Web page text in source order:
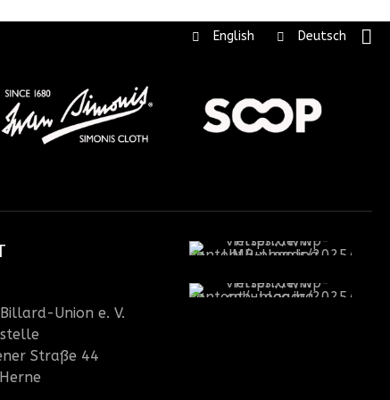
English Deutsch
Union e. V.
Straße 44